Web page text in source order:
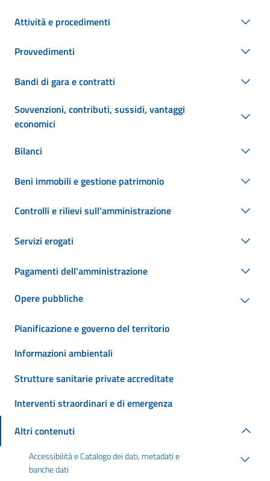
Attività e procedimenti
Provvedimenti
Bandi di gara e contratti
Sovvenzioni, contributi, sussidi, vantaggi
economici
Bilanci
Beni immobili e gestione patrimonio
Controlli e rilievi sull'amministrazione
Servizi erogati
Pagamenti dell'amministrazione
Opere pubbliche
Pianificazione e governo del territorio
Informazioni ambientali
Strutture sanitarie private accreditate
Interventi straordinari e di emergenza
Altri contenuti
Accessibilità e Catalogo dei dati, metadati e
banche dati